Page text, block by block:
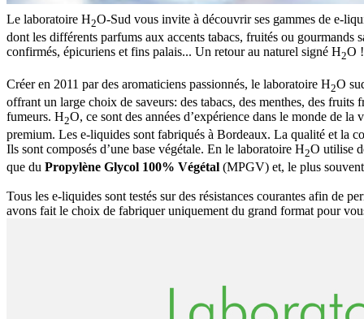
Le laboratoire H2O-Sud vous invite à découvrir ses gammes de e-
dont les différents parfums aux accents tabacs, fruités ou gourmands
confirmés, épicuriens et fins palais... Un retour au naturel signé H2O !
Créer en 2011 par des aromaticiens passionnés, le laboratoire H2O
offrant un large choix de saveurs: des tabacs, des menthes, des
fumeurs. H2O, ce sont des années d’expérience dans le monde de
premium. Les e-liquides sont fabriqués à Bordeaux. La qualité et la
Ils sont composés d’une base végétale. En le laboratoire H2O utilise
que du Propylène Glycol 100% Végétal (MPGV) et, le plus
Tous les e-liquides sont testés sur des résistances courantes afin de
avons fait le choix de fabriquer uniquement du grand format pour